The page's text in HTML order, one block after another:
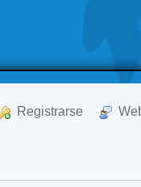
Registrarse